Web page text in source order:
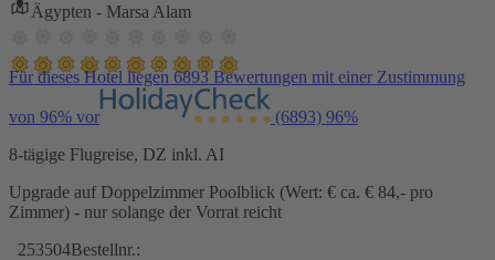
Ägypten - Marsa Alam
Für dieses Hotel liegen 6893 Bewertungen mit einer Zustimmung
von 96% vor (6893) 96%
8-tägige Flugreise, DZ inkl. AI
Upgrade auf Doppelzimmer Poolblick (Wert: € ca. € 84,- pro
Zimmer) - nur solange der Vorrat reicht
253504Bestellnr.: